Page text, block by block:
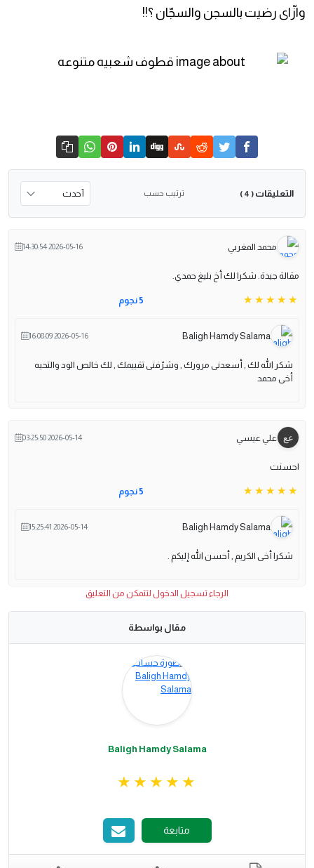
وازّاى رضيت بالسجن والسجّان ؟!!
التعليقات ( 4 ) ترتيب حسب
محمد المغربي 2026-05-16 14:30:54
مقالة جيدة. شكرا لك أخ بليغ حمدي.
5 نجوم
Baligh Hamdy Salama
2026-05-16 16:08:09
شكر الله لك , أسعدنى مرورك , وشرّفنى تقييمك , لك خالص الود والتحيه
أخى محمد
علي عيسي 2026-05-14 03:25:50
احسنت
5 نجوم
Baligh Hamdy Salama
2026-05-14 15:25:41
شكرا أخى الكريم , أحسن الله إليكم .
الرجاء تسجيل الدخول لتتمكن من التعليق
مقال بواسطة
Baligh Hamdy Salama
متابعة